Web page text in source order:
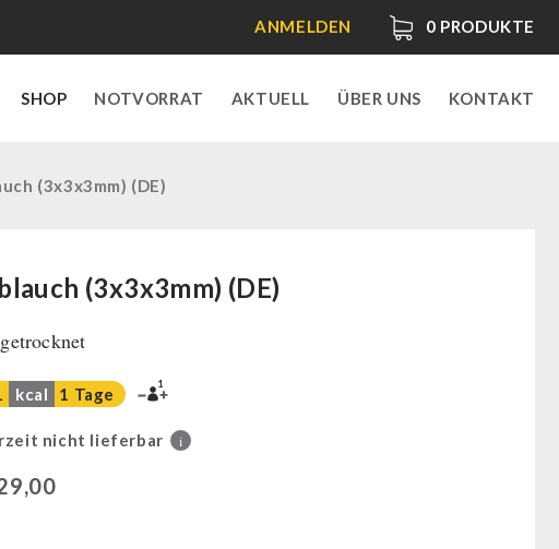
0 PRODUKTE
ANMELDEN
SHOP NOTVORRAT AKTUELL ÜBER UNS KONTAKT
(3x3x3mm) (DE)
(3x3x3mm) (DE)
kcal 1 Tage
1
nicht lieferbar i